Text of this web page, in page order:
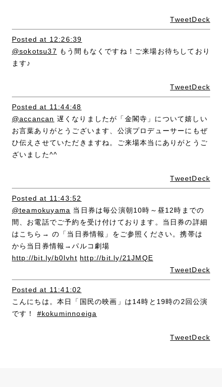
TweetDeck
Posted at 12:26:39
@sokotsu37 もう間もなくですね！ご来場お待ちしており
ます♪
TweetDeck
Posted at 11:44:48
@accancan 遅くなりましたが「金閣寺」について嬉しい
お言葉ありがとうございます、公演プロデューサーにもぜ
ひ伝えさせていただきますね。ご来場本当にありがとうご
ざいました^^
TweetDeck
Posted at 11:43:52
@teamokuyama 当日券は毎公演朝10時～昼12時までの
間、お電話でご予約を受け付けております。当日券の詳細
はこちら→ の「当日券情報」をご参照ください。携帯は
から当日券情報→パルコ劇場
http://bit.ly/b0Ivht http://bit.ly/21JMQE
TweetDeck
Posted at 11:41:02
こんにちは。本日「国民の映画」は14時と19時の2回公演
です！ #kokuminnoeiga
TweetDeck